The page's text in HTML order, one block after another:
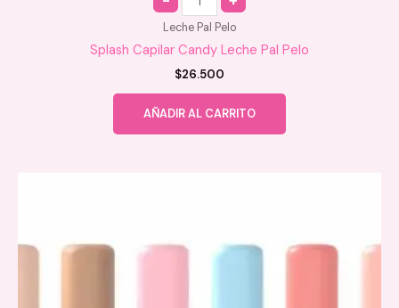
Leche Pal Pelo
Splash Capilar Candy Leche Pal Pelo
$26.500
AÑADIR AL CARRITO